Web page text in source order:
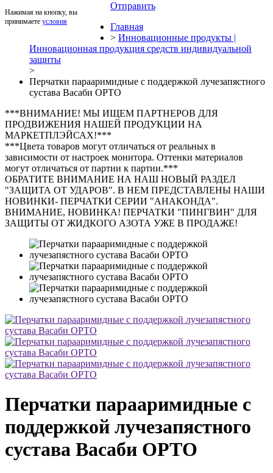
Нажимая на кнопку, вы
принимаете условия
Отправить
Главная
> Инновационные продукты |
Инновационная продукция средств индивидуальной
защиты
>
Перчатки парааримидные с поддержкой лучезапястного
сустава Васаби ОРТО
***ВНИМАНИЕ! МЫ ИЩЕМ ПАРТНЕРОВ ДЛЯ
ПРОДВИЖЕНИЯ НАШЕЙ ПРОДУКЦИИ НА
МАРКЕТПЛЭЙСАХ!***
***Цвета товаров могут отличаться от реальных в
зависимости от настроек монитора. Оттенки материалов
могут отличаться от партии к партии.***
ОБРАТИТЕ ВНИМАНИЕ НА НАШ НОВЫЙ РАЗДЕЛ
"ЗАЩИТА ОТ УДАРОВ". В НЕМ ПРЕДСТАВЛЕНЫ НАШИ
НОВИНКИ- ПЕРЧАТКИ СЕРИИ "АНАКОНДА".
ВНИМАНИЕ, НОВИНКА! ПЕРЧАТКИ "ПИНГВИН" ДЛЯ
ЗАЩИТЫ ОТ ЖИДКОГО АЗОТА УЖЕ В ПРОДАЖЕ!
Перчатки парааримидные с
поддержкой лучезапястного
сустава Васаби ОРТО